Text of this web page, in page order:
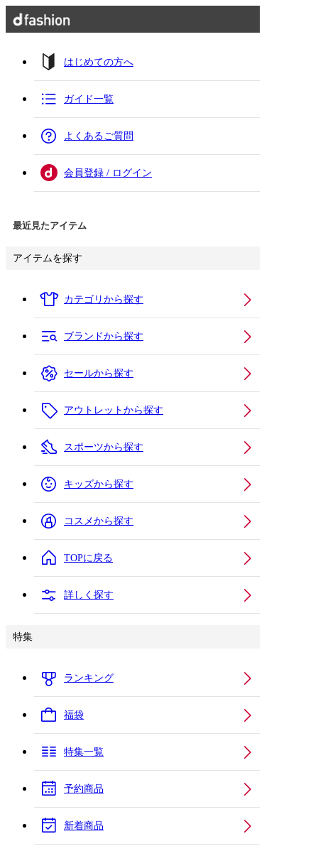
はじめての方へ
ガイド一覧
よくあるご質問
会員登録 / ログイン
最近見たアイテム
アイテムを探す
カテゴリから探す
ブランドから探す
セールから探す
アウトレットから探す
スポーツから探す
キッズから探す
コスメから探す
TOPに戻る
詳しく探す
特集
ランキング
福袋
特集一覧
予約商品
新着商品